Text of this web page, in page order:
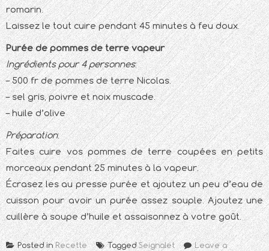
romarin.
Laissez le tout cuire pendant 45 minutes à feu doux.
Purée de pommes de terre vapeur
Ingrédients pour 4 personnes:
– 500 fr de pommes de terre Nicolas.
– sel gris, poivre et noix muscade.
– huile d’olive
Préparation:
Faites cuire vos pommes de terre coupées en petits
morceaux pendant 25 minutes à la vapeur.
Écrasez les au presse purée et ajoutez un peu d’eau de
cuisson pour avoir un purée assez souple. Ajoutez une
cuillère à soupe d’huile et assaisonnez à votre goût.
Posted inRecette TaggedSeignalet
Leave a